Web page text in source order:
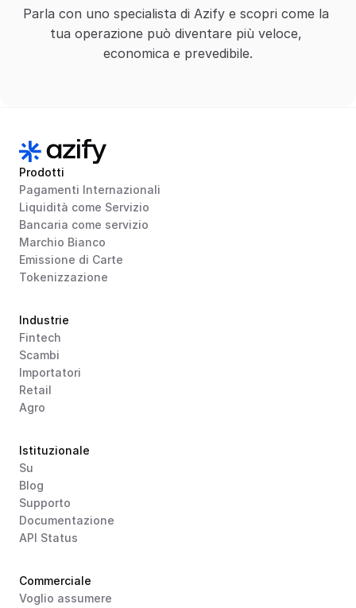
Parla con uno specialista di Azify e scopri come la
tua operazione può diventare più veloce,
economica e prevedibile.
Prodotti
Pagamenti Internazionali
Liquidità come Servizio
Bancaria come servizio
Marchio Bianco
Emissione di Carte
Tokenizzazione
Industrie
Fintech
Scambi
Importatori
Retail
Agro
Istituzionale
Su
Blog
Supporto
Documentazione
API Status
Commerciale
Voglio assumere